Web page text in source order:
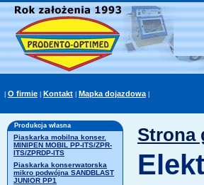
O firmie Kontakt Mapka dojazdowa|
Produkcja własna
Piaskarka mobilna konser.
MINIPEN MOBIL PP-ITS/ZPR-
ITS/ZPRDP-ITS
Piaskarka konserwatorska
mikro podwójna SANDBLAST
JUNIOR PP1
Strona